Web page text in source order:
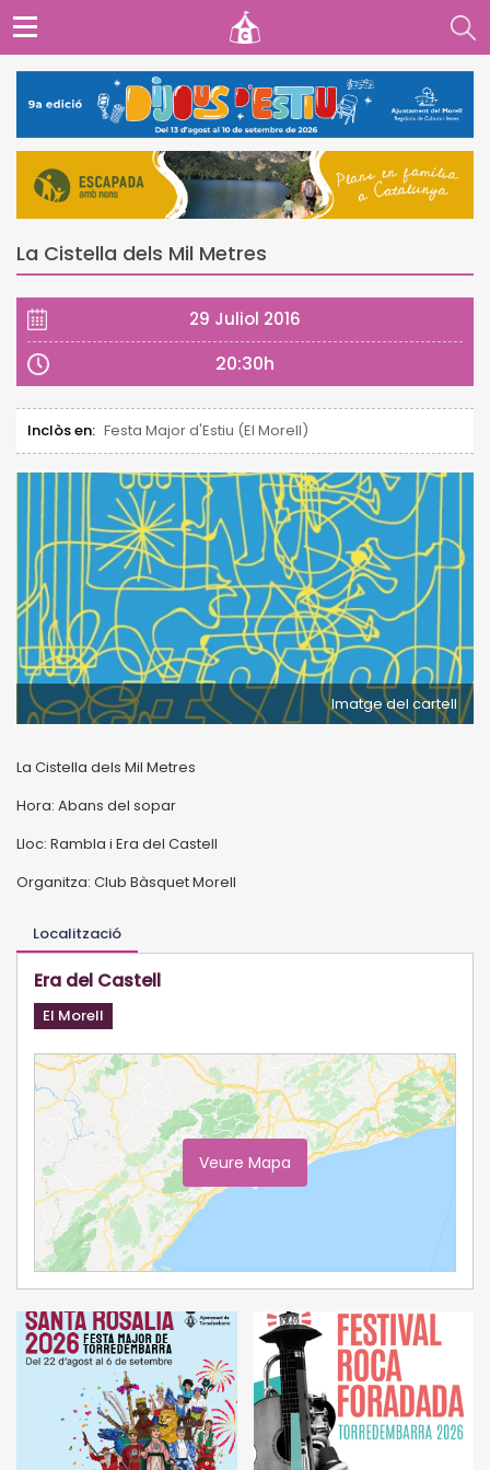
La Cistella dels Mil Metres
29 Juliol 2016
20:30h
Inclòs en: Festa Major d'Estiu (El Morell)
Imatge del cartell
La Cistella dels Mil Metres
Hora: Abans del sopar
Lloc: Rambla i Era del Castell
Organitza: Club Bàsquet Morell
Localització
Era del Castell
El Morell
Veure Mapa